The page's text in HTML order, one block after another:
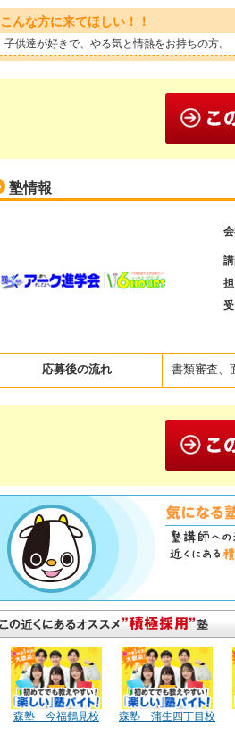
こんな方に来てほしい！！
子供達が好きで、やる気と情熱をお持ちの方。
塾情報
応募後の流れ 書類審査、
森塾 今福鶴見校 森塾 蒲生四丁目校